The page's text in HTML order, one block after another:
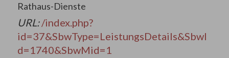
Rathaus-Dienste
URL:/index.php?
id=37&SbwType=LeistungsDetails&SbwI
d=1740&SbwMid=1